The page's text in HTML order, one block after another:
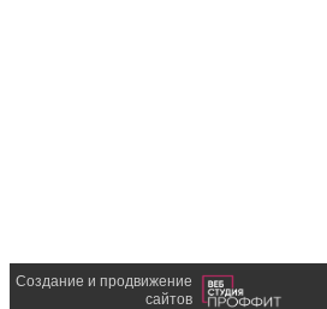
Создание и продвижение
сайтов